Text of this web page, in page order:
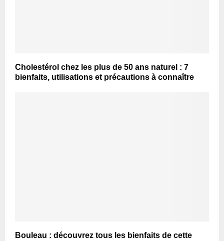
Cholestérol chez les plus de 50 ans naturel : 7
bienfaits, utilisations et précautions à connaître
Bouleau : découvrez tous les bienfaits de cette